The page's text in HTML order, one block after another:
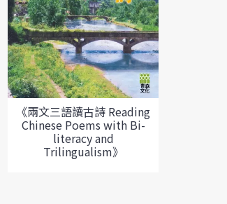
《兩文三語讀古詩 Reading
Chinese Poems with Bi-
literacy and
Trilingualism》